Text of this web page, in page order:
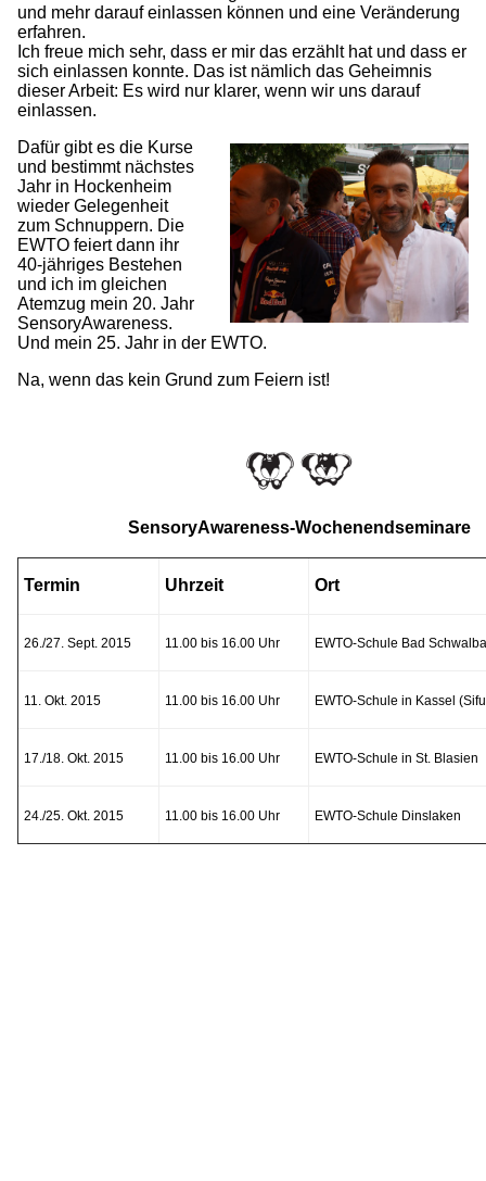
und mehr darauf einlassen können und eine Veränderung
erfahren.
Ich freue mich sehr, dass er mir das erzählt hat und dass er
sich einlassen konnte. Das ist nämlich das Geheimnis
dieser Arbeit: Es wird nur klarer, wenn wir uns darauf
einlassen.
Dafür gibt es die Kurse
und bestimmt nächstes
Jahr in Hockenheim
wieder Gelegenheit
zum Schnuppern. Die
EWTO feiert dann ihr
40-jähriges Bestehen
und ich im gleichen
Atemzug mein 20. Jahr
SensoryAwareness.
Und mein 25. Jahr in der EWTO.
Na, wenn das kein Grund zum Feiern ist!
SensoryAwareness-Wochenendseminare
Termin Uhrzeit Ort
26./27. Sept. 2015 11.00 bis 16.00 Uhr EWTO-Schule Bad
11. Okt. 2015 11.00 bis 16.00 Uhr EWTO-Schule in Kassel
17./18. Okt. 2015 11.00 bis 16.00 Uhr EWTO-Schule in St. Blasien
24./25. Okt. 2015 11.00 bis 16.00 Uhr EWTO-Schule Dinslaken